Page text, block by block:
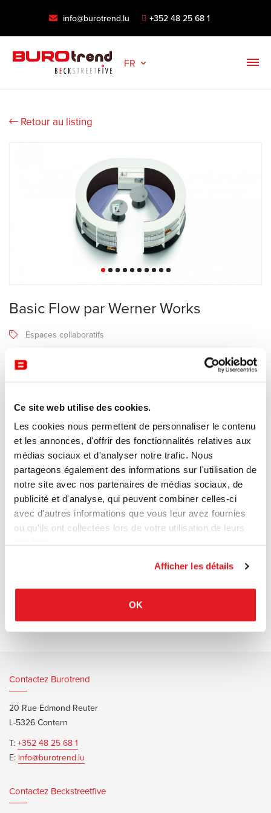
Ce site web utilise des cookies.
Les cookies nous permettent de personnaliser le contenu
et les annonces, d'offrir des fonctionnalités relatives aux
médias sociaux et d'analyser notre trafic. Nous
partageons également des informations sur l'utilisation de
notre site avec nos partenaires de médias sociaux, de
publicité et d'analyse, qui peuvent combiner celles-ci
avec d'autres informations que vous leur avez fournies
ou qu'ils ont collectées lors de votre utilisation de leurs
Afficher les détails
OK
info@burotrend.lu +352 48 25 68 1
FR
Retour au listing
Basic Flow par Werner Works
Espaces collaboratifs
Recevoir une offre de prix
Description
Fabricant Werner Works
Basic flow est un système d'étagères pouvant être utilisé comme
séparateur de pièce pour créer des espaces de réunion ou de
concentration.
Werner Works Basic Flow
Contactez Burotrend
20 Rue Edmond Reuter
L-5326 Contern
T: +352 48 25 68 1
E: info@burotrend.lu
Contactez Beckstreetfive